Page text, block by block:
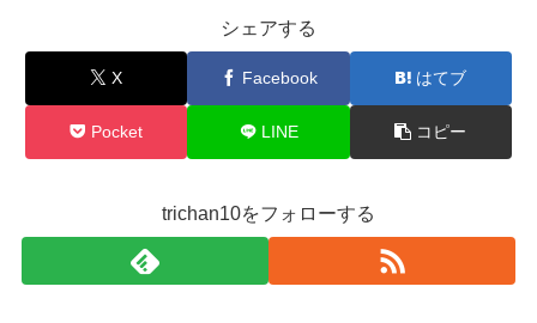
シェアする
X Facebook はてブ
Pocket LINE コピー
trichan10をフォローする